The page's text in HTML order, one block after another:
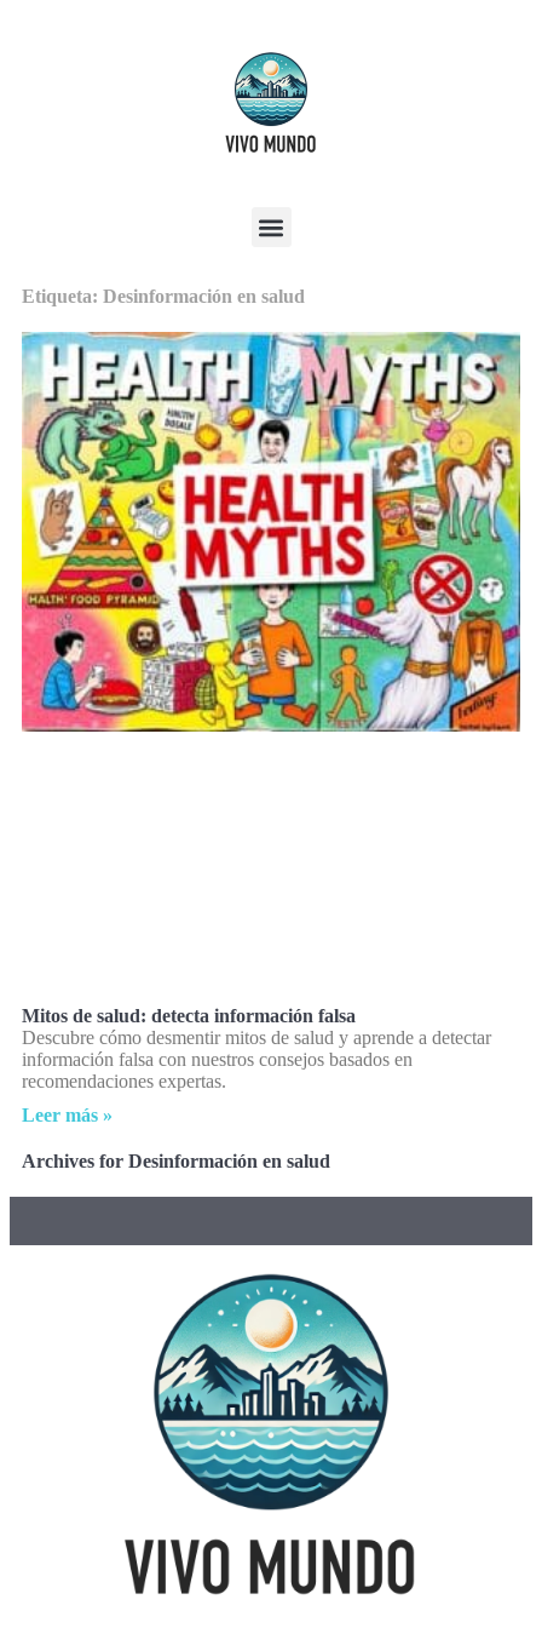
Etiqueta: Desinformación en salud
Mitos de salud: detecta información falsa
Descubre cómo desmentir mitos de salud y aprende a detectar
información falsa con nuestros consejos basados en
recomendaciones expertas.
Leer más »
Archives for Desinformación en salud